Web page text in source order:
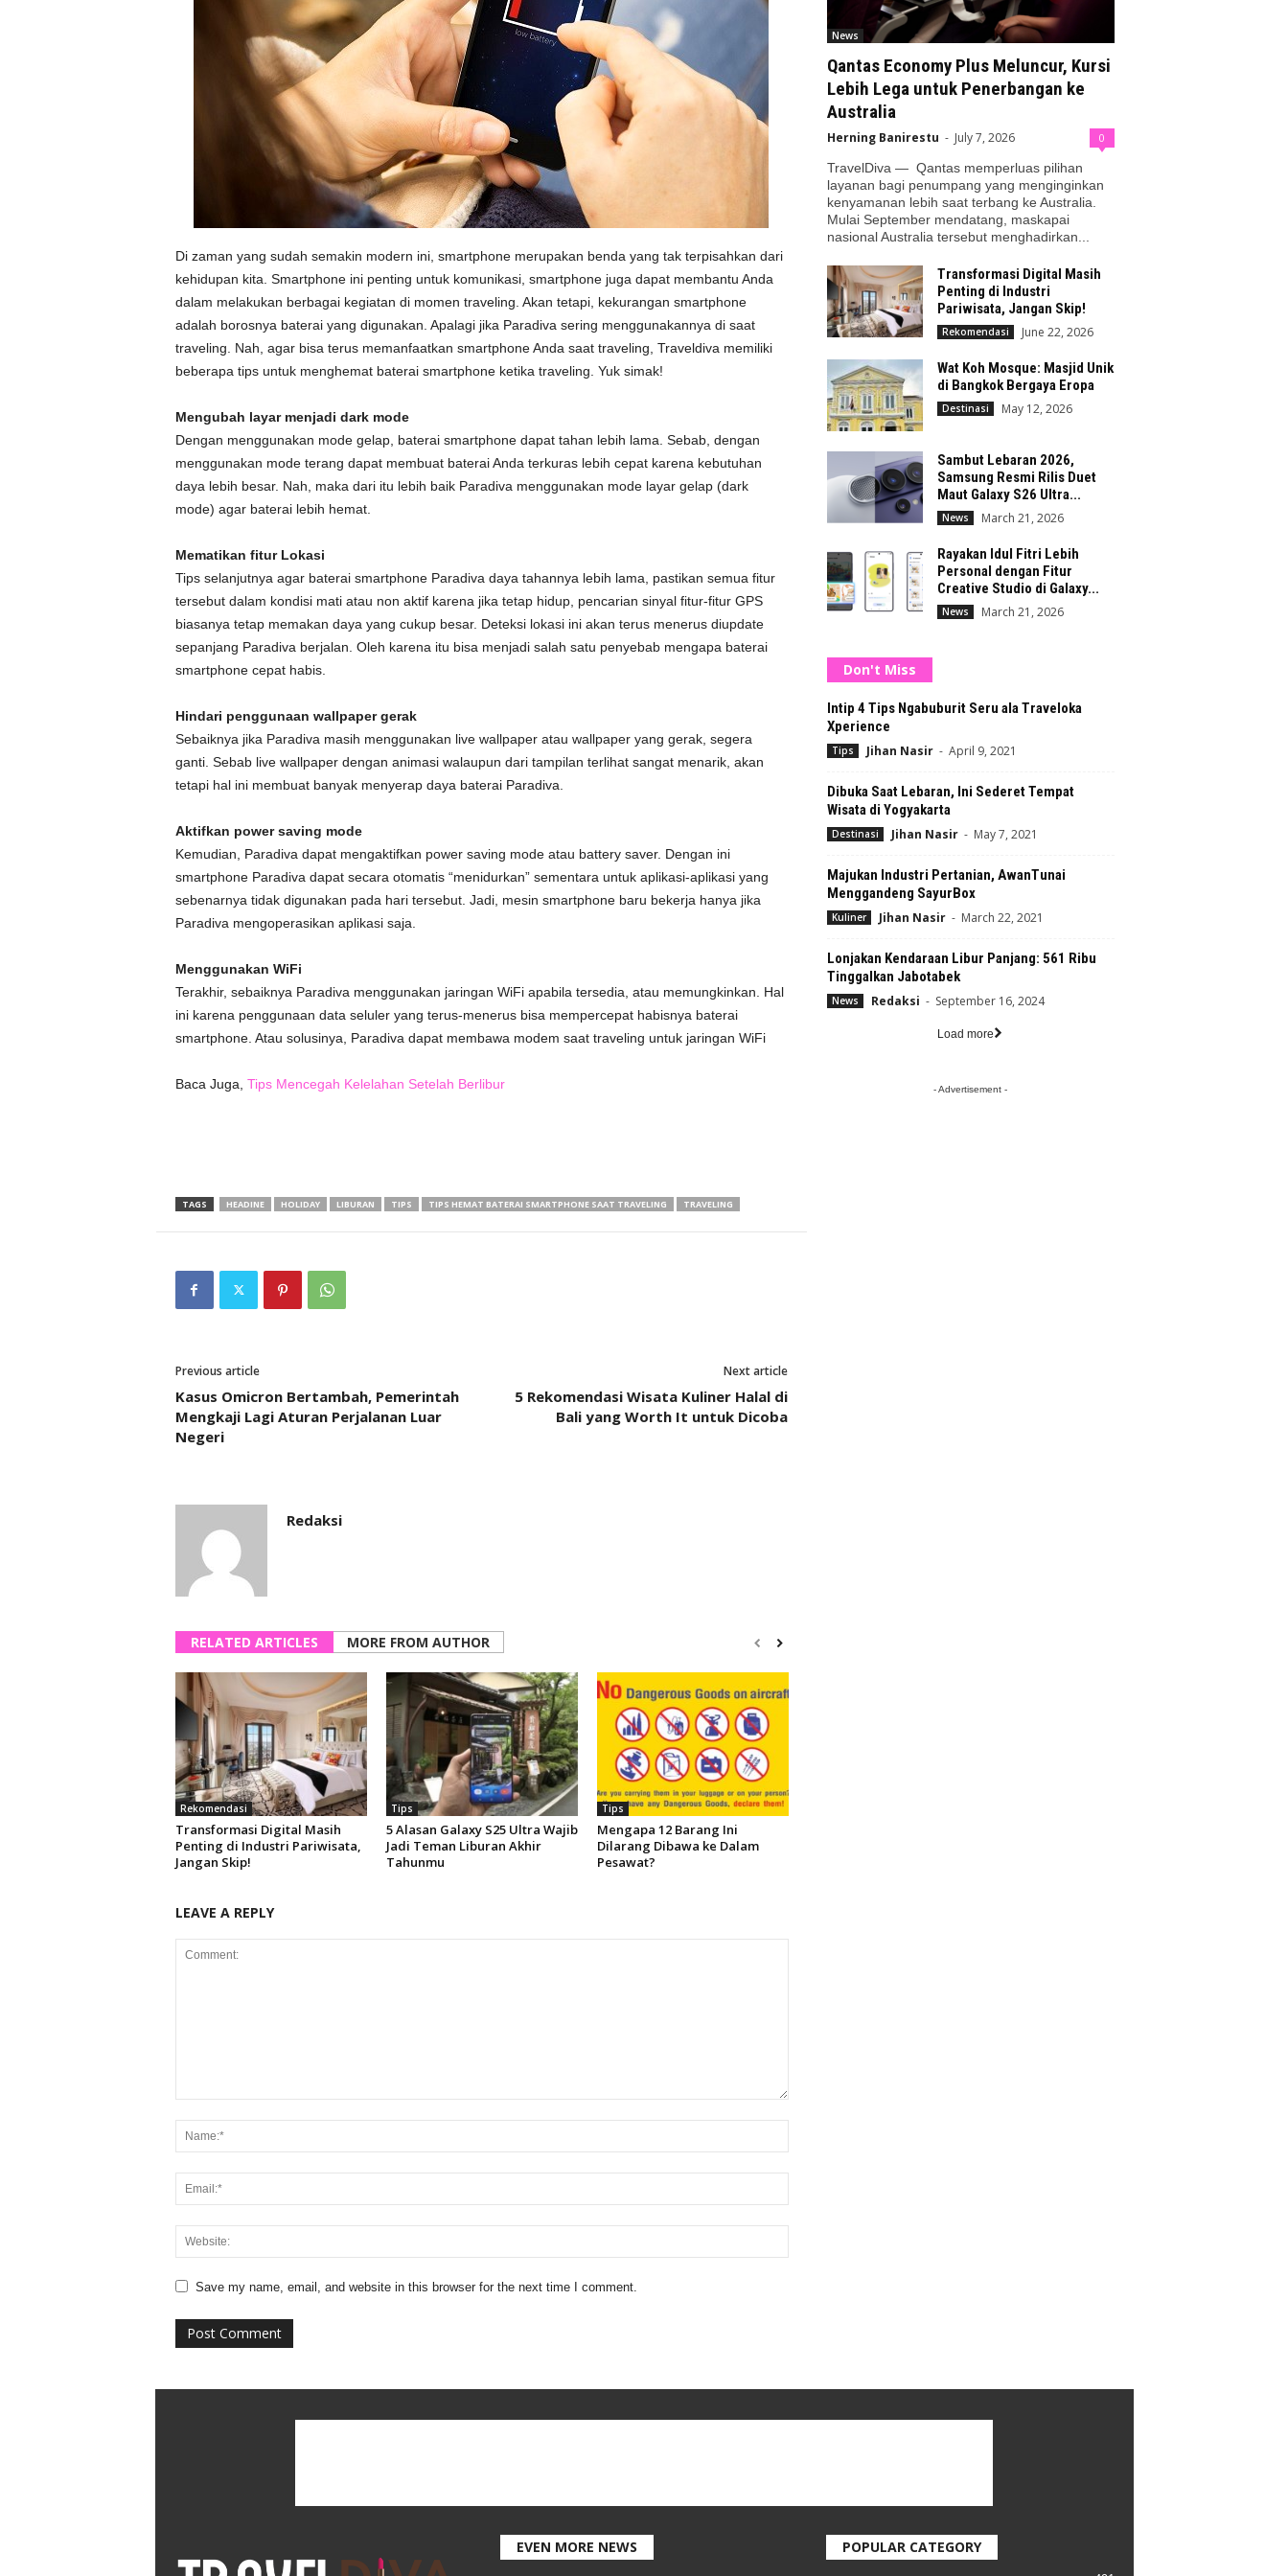
Di zaman yang sudah semakin modern ini, smartphone merupakan benda yang tak terpisahkan dari
kehidupan kita. Smartphone ini penting untuk komunikasi, smartphone juga dapat membantu Anda
dalam melakukan berbagai kegiatan di momen traveling. Akan tetapi, kekurangan smartphone
adalah borosnya baterai yang digunakan. Apalagi jika Paradiva sering menggunakannya di saat
traveling. Nah, agar bisa terus memanfaatkan smartphone Anda saat traveling, Traveldiva memiliki
beberapa tips untuk menghemat baterai smartphone ketika traveling. Yuk simak!
Mengubah layar menjadi dark mode
Dengan menggunakan mode gelap, baterai smartphone dapat tahan lebih lama. Sebab, dengan
menggunakan mode terang dapat membuat baterai Anda terkuras lebih cepat karena kebutuhan
daya lebih besar. Nah, maka dari itu lebih baik Paradiva menggunakan mode layar gelap (dark
mode) agar baterai lebih hemat.
Mematikan fitur Lokasi
Tips selanjutnya agar baterai smartphone Paradiva daya tahannya lebih lama, pastikan semua fitur
tersebut dalam kondisi mati atau non aktif karena jika tetap hidup, pencarian sinyal fitur-fitur GPS
biasanya tetap memakan daya yang cukup besar. Deteksi lokasi ini akan terus menerus diupdate
sepanjang Paradiva berjalan. Oleh karena itu bisa menjadi salah satu penyebab mengapa baterai
smartphone cepat habis.
Hindari penggunaan wallpaper gerak
Sebaiknya jika Paradiva masih menggunakan live wallpaper atau wallpaper yang gerak, segera
ganti. Sebab live wallpaper dengan animasi walaupun dari tampilan terlihat sangat menarik, akan
tetapi hal ini membuat banyak menyerap daya baterai Paradiva.
Aktifkan power saving mode
Kemudian, Paradiva dapat mengaktifkan power saving mode atau battery saver. Dengan ini
smartphone Paradiva dapat secara otomatis “menidurkan” sementara untuk aplikasi-aplikasi yang
sebenarnya tidak digunakan pada hari tersebut. Jadi, mesin smartphone baru bekerja hanya jika
Paradiva mengoperasikan aplikasi saja.
Menggunakan WiFi
Terakhir, sebaiknya Paradiva menggunakan jaringan WiFi apabila tersedia, atau memungkinkan. Hal
ini karena penggunaan data seluler yang terus-menerus bisa mempercepat habisnya baterai
smartphone. Atau solusinya, Paradiva dapat membawa modem saat traveling untuk jaringan WiFi
Baca Juga, Tips Mencegah Kelelahan Setelah Berlibur
TAGS HEADINE HOLIDAY LIBURAN TIPS TIPS HEMAT BATERAI SMARTPHONE SAAT TRAVELING TRAVELING
Previous article
Kasus Omicron Bertambah, Pemerintah
Mengkaji Lagi Aturan Perjalanan Luar
Negeri
Next article
5 Rekomendasi Wisata Kuliner Halal di
Bali yang Worth It untuk Dicoba
Redaksi
RELATED ARTICLES MORE FROM AUTHOR
Rekomendasi
Transformasi Digital Masih
Penting di Industri Pariwisata,
Jangan Skip!
Tips
5 Alasan Galaxy S25 Ultra Wajib
Jadi Teman Liburan Akhir
Tahunmu
Tips
Mengapa 12 Barang Ini
Dilarang Dibawa ke Dalam
Pesawat?
LEAVE A REPLY
Save my name, email, and website in this browser for the next time I comment.
News
Qantas Economy Plus Meluncur, Kursi
Lebih Lega untuk Penerbangan ke
Australia
Herning Banirestu - July 7, 2026 0
TravelDiva — Qantas memperluas pilihan
layanan bagi penumpang yang menginginkan
kenyamanan lebih saat terbang ke Australia.
Mulai September mendatang, maskapai
nasional Australia tersebut menghadirkan...
Transformasi Digital Masih
Penting di Industri
Pariwisata, Jangan Skip!
Rekomendasi June 22, 2026
Wat Koh Mosque: Masjid Unik
di Bangkok Bergaya Eropa
Destinasi May 12, 2026
Sambut Lebaran 2026,
Samsung Resmi Rilis Duet
Maut Galaxy S26 Ultra...
News March 21, 2026
Rayakan Idul Fitri Lebih
Personal dengan Fitur
Creative Studio di Galaxy...
News March 21, 2026
Don't Miss
Intip 4 Tips Ngabuburit Seru ala Traveloka
Xperience
Tips Jihan Nasir - April 9, 2021
Dibuka Saat Lebaran, Ini Sederet Tempat
Wisata di Yogyakarta
Destinasi Jihan Nasir - May 7, 2021
Majukan Industri Pertanian, AwanTunai
Menggandeng SayurBox
Kuliner Jihan Nasir - March 22, 2021
Lonjakan Kendaraan Libur Panjang: 561 Ribu
Tinggalkan Jabotabek
News Redaksi - September 16, 2024
Load more
- Advertisement -
EVEN MORE NEWS POPULAR CATEGORY